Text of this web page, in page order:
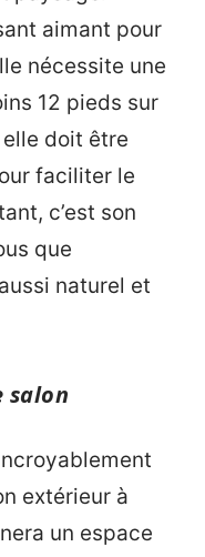
aimant pour
nécessite une
12 pieds sur
doit être
faciliter le
c’est son
que
naturel et
salon
extérieur à
un espace